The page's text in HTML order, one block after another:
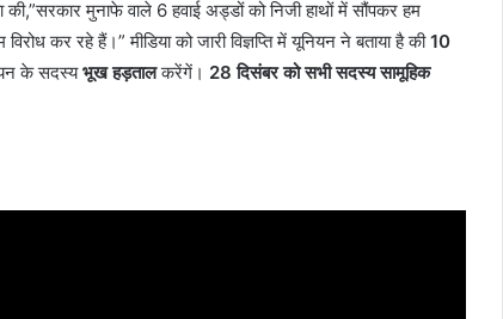
मुनाफे वाले 6 हवाई अड्डों को निजी हाथों में सौंपकर हम
कर रहे हैं।” मीडिया को जारी विज्ञप्ति में यूनियन ने बताया है की10
के सदस्यभूख हड़तालकरेंगें। 28 दिसंबर को सभी सदस्य सामूहिक